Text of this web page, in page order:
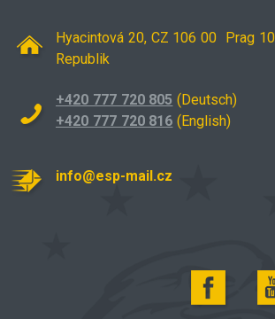
Hyacintová 20, CZ 106 00 Prag
Republik
+420 777 720 805 (Deutsch)
+420 777 720 816 (English)
info@esp-mail.cz